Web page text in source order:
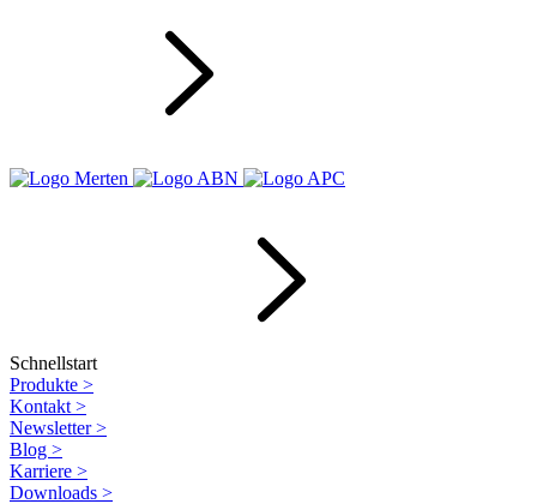
Schnellstart
Produkte >
Kontakt >
Newsletter>
Blog >
Karriere >
Downloads >